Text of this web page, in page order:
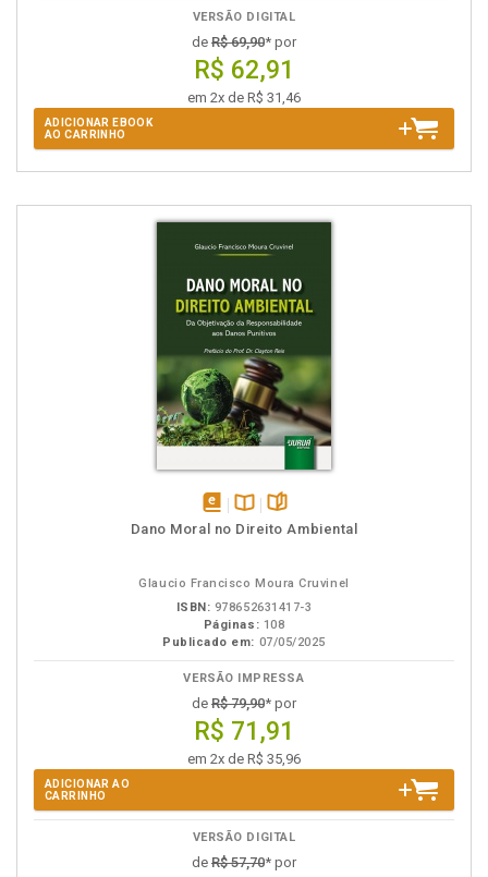
VERSÃO DIGITAL
de R$ 69,90* por
R$ 62,91
em 2x de R$ 31,46
ADICIONAR EBOOK
AO CARRINHO
disponívelDisponível
páginas
Dano Moral no Direito Ambiental
Glaucio Francisco Moura Cruvinel
ISBN: 978652631417-3
Páginas: 108
Publicado em: 07/05/2025
VERSÃO IMPRESSA
de R$ 79,90* por
R$ 71,91
em 2x de R$ 35,96
ADICIONAR AO
CARRINHO
VERSÃO DIGITAL
de R$ 57,70* por